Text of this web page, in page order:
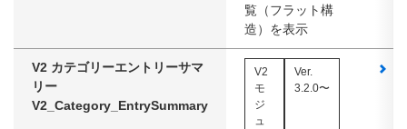
覧（フラット構
造）を表示
V2 カテゴリーエントリーサマ
リー
V2_Category_EntrySummary
V2
モ
ジ
ュ
Ver.
3.2.0〜